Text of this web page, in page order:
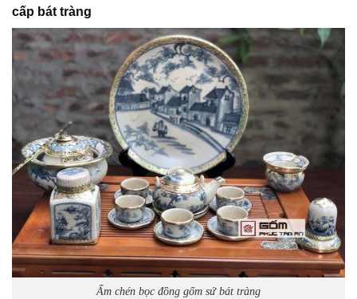
cấp bát tràng
Ấm chén bọc đồng gốm sứ bát tràng